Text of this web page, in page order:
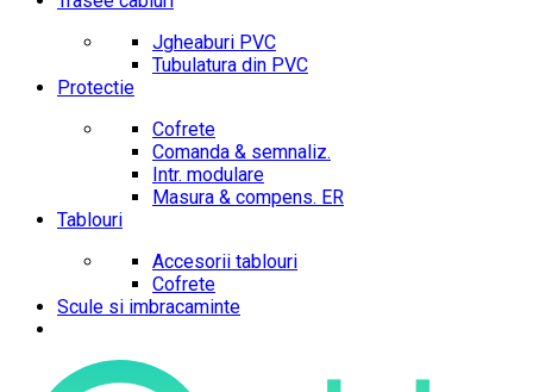
Jgheaburi PVC
Tubulatura din PVC
Protectie
Cofrete
Comanda & semnaliz.
Intr. modulare
Masura & compens. ER
Tablouri
Accesorii tablouri
Cofrete
Scule si imbracaminte